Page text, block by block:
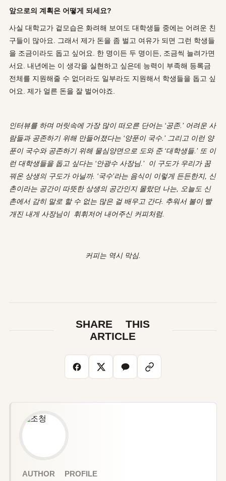
앞으로의 계획은 어떻게 되세요?
사실 대학교가 겉모습은 화려해 보여도 대학생들 중에는 어려운 친
구들이 많아요. 그래서 제가 돈을 좀 벌고 여유가 되면 그런 학생들
을 조금이라도 돕고 싶어요. 한 명이든 두 명이든, 조금씩 늘려가면
서요. 내년에는 이 생각을 실현하고 싶은데 능력이 부족해 등록금
전체를 지원해줄 수 없더라도 일부라도 지원해서 학생들을 돕고 싶
어요. 제가 얼른 돈을 잘 벌어야죠.
인터뷰를 하며 머릿속에 가장 많이 떠오른 단어는 ‘공존.’ 어려운 사
람들과 공존하기 위해 만들어졌다는 ‘양푼이 국수.’ 그리고 이런 양
푼이 국수와 공존하기 위해 물심양면으로 도와 준‘대학생들 .’ 또 이
런 대학생들을 돕고 싶다는 ‘안광수 사장님.’ 이 구도가 우리가 꿈
꿔온 상생의 구도가 아닐까. ‘국수’라는 음식이 이렇게 든든한지, 신
촌이라는 공간이 따뜻한 상생의 공간인지 몰랐던 나는 오늘도 신
촌에서 감히 말로 할 수 없는 많은 걸 배우고 간다. 추워서 볼이 빨
개진 내게 사장님이 휘휘저어 내어주신 커피처럼.
커피는 역시 막심.
SHARE THIS
ARTICLE
AUTHOR PROFILE